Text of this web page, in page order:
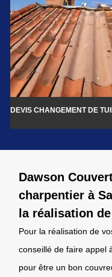
DEVIS CHANGEMENT DE
Dawson
charpentier à
la réalisation
Pour la réalisation de
conseillé de faire appel
pour être un bon